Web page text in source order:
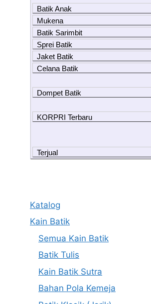
Batik Anak
Mukena
Batik Sarimbit
Sprei Batik
Jaket Batik
Celana Batik
Dompet Batik
KORPRI Terbaru
Terjual
Katalog
Kain Batik
Semua Kain Batik
Batik Tulis
Kain Batik Sutra
Bahan Pola Kemeja